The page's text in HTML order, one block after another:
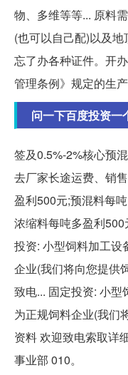
物、多维等等... 原料
(也可以自己配)以及
忘了办各种证件。开
管理条例》规定的生产
问一下百度投资
签及0.5%-2%核心预
去厂家长途运费、销
盈利500元;预混料每
浓缩料每吨多盈利
投资: 小型饲料加工设
企业(我们将向您提供
致电... 固定投资: 小
为正规饲料企业(我们
资料 欢迎致电索取详
事业部 010。